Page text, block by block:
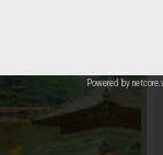
Powered by